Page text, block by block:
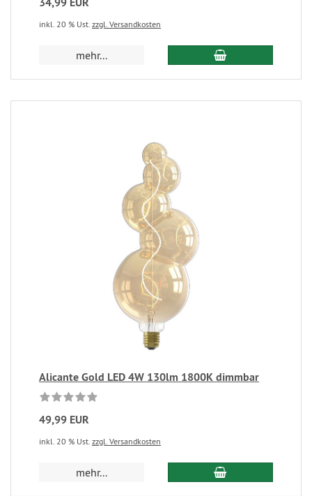
inkl. 20 % Ust. zzgl. Versandkosten
mehr...
Alicante Gold LED 4W 130lm 1800K dimmbar
49,99 EUR
inkl. 20 % Ust. zzgl. Versandkosten
mehr...